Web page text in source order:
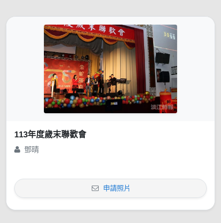
113年度歲末聯歡會
鄧晴
申請照片